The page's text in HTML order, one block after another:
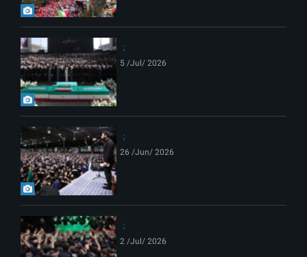
5 /Jul/ 2026
26 /Jun/ 2026
2 /Jul/ 2026